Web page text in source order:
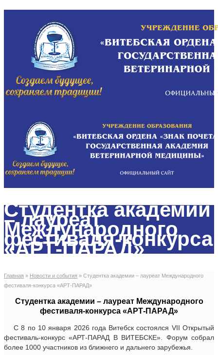
Студентка академии
– лауреат
Международного
фестиваля-конкурса
«АРТ-ПАРАД»
Главная » Новости и события » Студентка академии – лауреат Международного
фестиваля-конкурса «АРТ-ПАРАД»
Студентка академии – лауреат Международного
фестиваля-конкурса «АРТ-ПАРАД»
С 8 по 10 января 2026 года Витебск состоялся VII Открытый
фестиваль-конкурс «АРТ-ПАРАД В ВИТЕБСКЕ». Форум собрал
более 1000 участников из ближнего и дальнего зарубежья.